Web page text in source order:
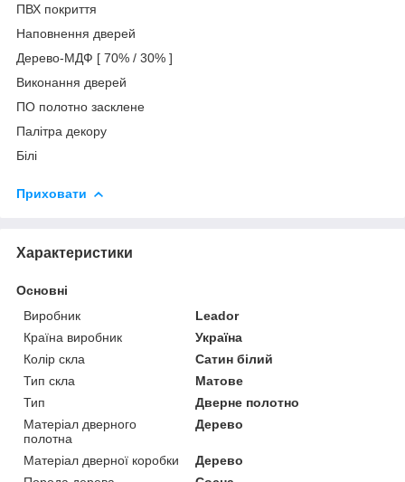
ПВХ покриття
Наповнення дверей
Дерево-МДФ [ 70% / 30% ]
Виконання дверей
ПО полотно засклене
Палітра декору
Білі
Приховати
Характеристики
Основні
Виробник
Leador
Країна виробник
Україна
Колір скла
Сатин білий
Тип скла
Матове
Тип
Дверне полотно
Матеріал дверного
полотна
Дерево
Матеріал дверної коробки
Дерево